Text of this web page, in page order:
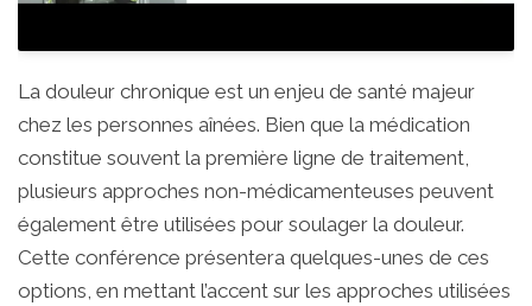
La douleur chronique est un enjeu de santé majeur
chez les personnes aînées. Bien que la médication
constitue souvent la première ligne de traitement,
plusieurs approches non-médicamenteuses peuvent
également être utilisées pour soulager la douleur.
Cette conférence présentera quelques-unes de ces
options, en mettant l’accent sur les approches utilisées